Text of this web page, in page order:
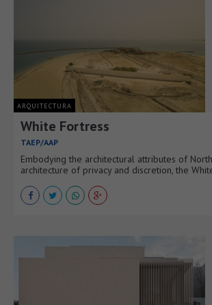
ARQUITECTURA
White Fortress
TAEP/AAP
Embodying the architectural attributes of
architecture of privacy and discretion, the